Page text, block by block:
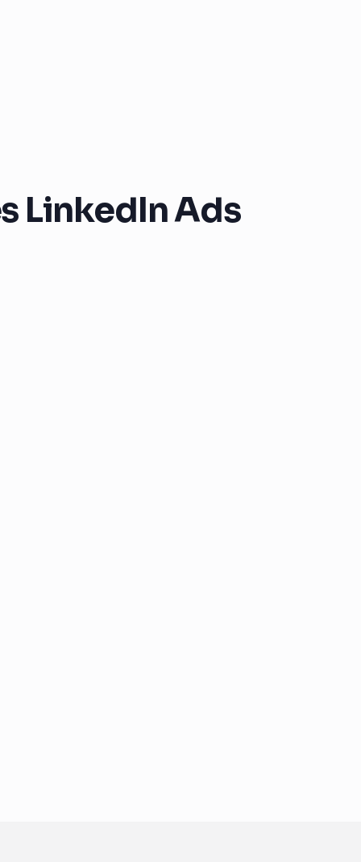
LinkedIn Ads